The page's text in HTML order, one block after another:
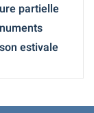
partielle
estivale